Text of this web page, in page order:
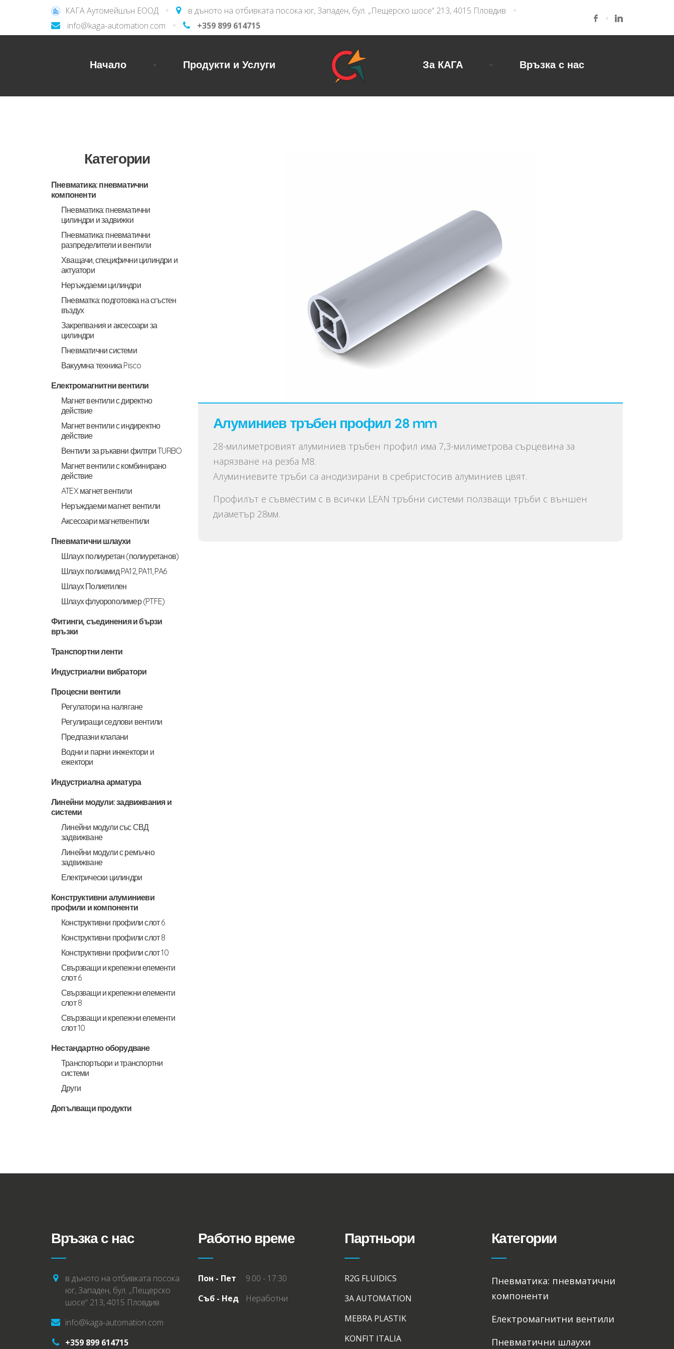
КАГА Аутомейшън ЕООД
в дъното на отбивката посока юг, Западен, бул. „Пещерско шосе“ 213, 4015 Пловдив
info@kaga-automation.com
+359 899 614715
Начало Продукти и Услуги За КАГА Връзка с нас
Алуминиев тръбен профил 28 mm
28-милиметровият алуминиев тръбен профил има 7,3-милиметрова сърцевина за
нарязване на резба M8.
Алуминиевите тръби са анодизирани в сребристосив алуминиев цвят.
Профилът е съвместим с в всички LEAN тръбни системи ползващи тръби с външен
диаметър 28мм.
Категории
Пневматика: пневматични
компоненти
Пневматика: пневматични
цилиндри и задвижки
Пневматика: пневматични
разпределители и вентили
Хващачи, специфични цилиндри и
актуатори
Неръждаеми цилиндри
Пневматка: подготовка на сгъстен
въздух
Закрепвания и аксесоари за
цилиндри
Пневматични системи
Вакуумна техника Pisco
Електромагнитни вентили
Магнет вентили с директно
действие
Магнет вентили с индиректно
действие
Вентили за ръкавни филтри TURBO
Магнет вентили с комбинирано
действие
ATEX магнет вентили
Неръждаеми магнет вентили
Аксесоари магнетвентили
Пневматични шлаухи
Шлаух полиуретан (полиуретанов)
Шлаух полиамид PA12, PA11, PA6
Шлаух Полиетилен
Шлаух флуорополимер (PTFE)
Фитинги, съединения и бързи
връзки
Транспортни ленти
Индустриални вибратори
Процесни вентили
Регулатори на налягане
Регулиращи седлови вентили
Предпазни клапани
Водни и парни инжектори и
ежектори
Индустриална арматура
Линейни модули: задвижвания и
системи
Линейни модули със СВД
задвижване
Линейни модули с ремъчно
задвижване
Електрически цилиндри
Конструктивни алуминиеви
профили и компоненти
Конструктивни профили слот 6
Конструктивни профили слот 8
Конструктивни профили слот 10
Свързващи и крепежни елементи
слот 6
Свързващи и крепежни елементи
слот 8
Свързващи и крепежни елементи
слот 10
Нестандартно оборудване
Транспортьори и транспортни
системи
Други
Допълващи продукти
Връзка с нас
в дъното на отбивката посока
юг, Западен, бул. „Пещерско
шосе“ 213, 4015 Пловдив
info@kaga-automation.com
+359 899 614715
Работно време
Пон - Пет
9:00 - 17:30
Съб - Нед
Неработни
Партньори
R2G FLUIDICS
3A AUTOMATION
MEBRA PLASTIK
KONFIT ITALIA
Категории
Пневматика: пневматични
компоненти
Електромагнитни вентили
Пневматични шлаухи